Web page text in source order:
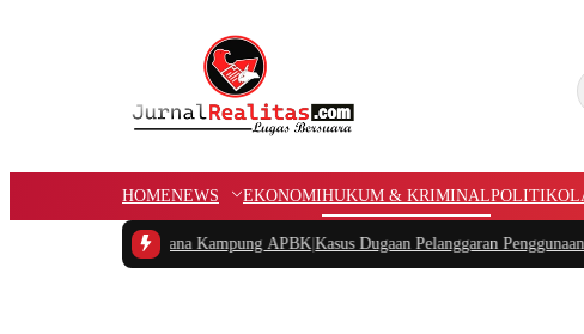
HOMENEWS EKONOMIHUKUM & KRIMINALPOLITIK
Dana Kampung APBK|Kasus Dugaan Pelanggaran Penggunaan Jalur